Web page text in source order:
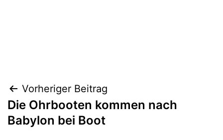
Beitragsnavigation
Vorheriger Beitrag
Die Ohrbooten kommen nach
Babylon bei Boot